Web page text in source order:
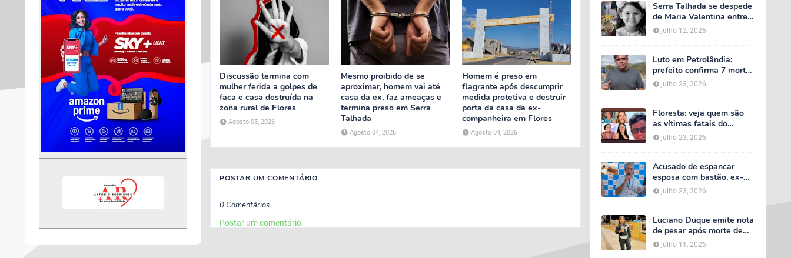
Discussão termina com
mulher ferida a golpes de
faca e casa destruída na
zona rural de Flores
Agosto 05, 2026
Mesmo proibido de se
aproximar, homem vai até
casa da ex, faz ameaças e
termina preso em Serra
Talhada
Agosto 04, 2026
Homem é preso em
flagrante após descumprir
medida protetiva e destruir
porta da casa da ex-
companheira em Flores
Agosto 04, 2026
POSTAR UM COMENTÁRIO
0 Comentários
Postar um comentário
Serra Talhada se despede
de Maria Valentina entre
lágrimas, louvores e uma
multidão que caminhou ao
julho 12, 2026
Luto em Petrolândia:
prefeito confirma 7 mortes
e 4 feridos em tragédia
com van do TFD e decreta
julho 23, 2026
Floresta: veja quem são
as vítimas fatais do
acidente entre van do TFD
e caminhão na PE-360
julho 23, 2026
Acusado de espancar
esposa com bastão, ex-
secretário de Calumbi
será julgado por tentativa
julho 23, 2026
Luciano Duque emite nota
de pesar após morte de
Maria Valentina; Márcia
Conrado decreta luto
julho 11, 2026